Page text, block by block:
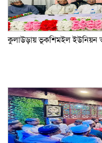
কুলাউড়ায় ভূকশিমইল ইউনিয়ন